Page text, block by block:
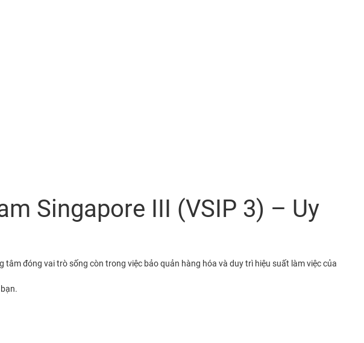
Singapore III (VSIP 3) – Uy
tâm đóng vai trò sống còn trong việc bảo quản hàng hóa và duy trì hiệu suất làm việc của